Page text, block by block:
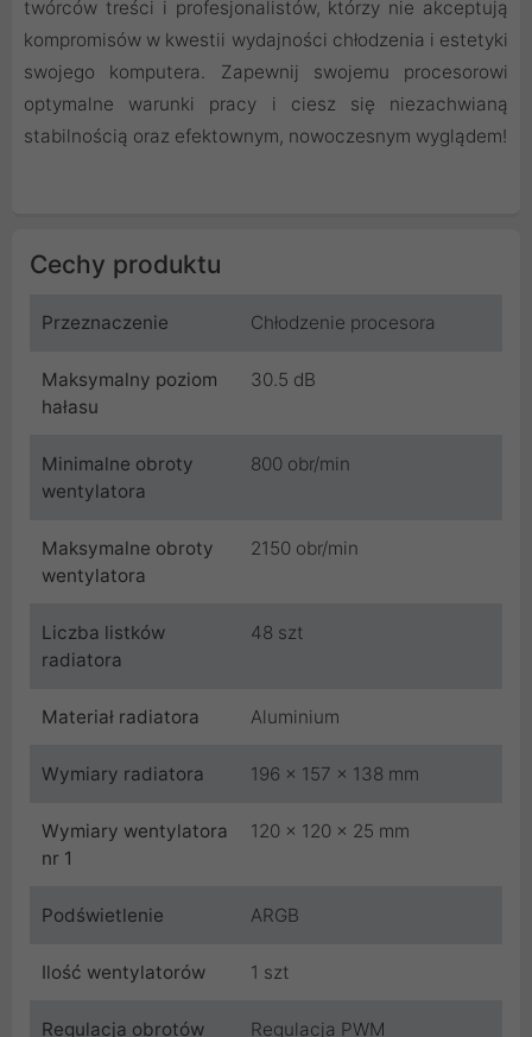
twórców treści i profesjonalistów, którzy nie akceptują
kompromisów w kwestii wydajności chłodzenia i estetyki
swojego komputera. Zapewnij swojemu procesorowi
optymalne warunki pracy i ciesz się niezachwianą
stabilnością oraz efektownym, nowoczesnym wyglądem!
Cechy produktu
Przeznaczenie Chłodzenie procesora
Maksymalny poziom
hałasu
30.5 dB
Minimalne obroty
wentylatora
800 obr/min
Maksymalne obroty
wentylatora
2150 obr/min
Liczba listków
radiatora
48 szt
Materiał radiatora Aluminium
Wymiary radiatora 196 x 157 x 138 mm
Wymiary wentylatora
nr 1
120 x 120 x 25 mm
Podświetlenie ARGB
Ilość wentylatorów 1 szt
Regulacja obrotów Regulacja PWM